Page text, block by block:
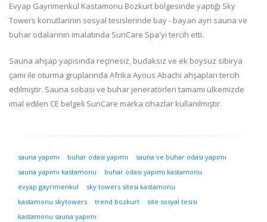
Evyap Gayrimenkul Kastamonu Bozkurt bölgesinde yaptığı Sky
Towers konutlarının sosyal tesislerinde bay - bayan ayrı sauna ve
buhar odalarının imalatında SunCare Spa'yı tercih etti.
Sauna ahşap yapısında reçinesiz, budaksız ve ek boysuz sibirya
çamı ile oturma gruplarında Afrika Ayous Abachi ahşapları tercih
edilmiştir. Sauna sobası ve buhar jeneratörleri tamamı ülkemizde
imal edilen CE belgeli SunCare marka cihazlar kullanılmıştır.
sauna yapımı buhar odası yapımı
sauna ve buhar odası yapımı
sauna yapımı kastamonu
buhar odası yapımı kastamonu
evyap gayrimenkul
sky towers sitesi kastamonu
kastamonu skytowers
trend bozkurt
site sosyal tesisi
kastamonu sauna yapımı